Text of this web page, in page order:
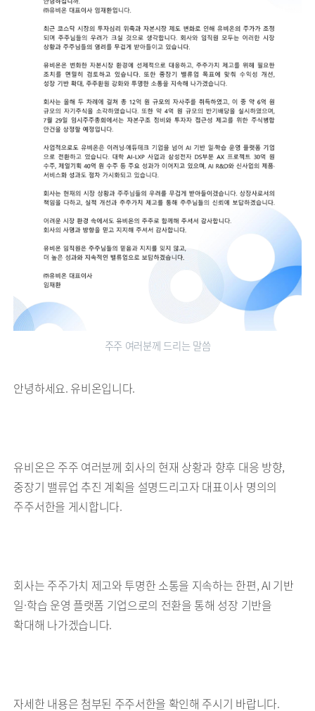
주주 여러분께 드리는 말씀
안녕하세요. 유비온입니다.
유비온은 주주 여러분께 회사의 현재 상황과 향후 대응 방향,
중장기 밸류업 추진 계획을 설명드리고자 대표이사 명의의
주주서한을 게시합니다.
회사는 주주가치 제고와 투명한 소통을 지속하는 한편, AI 기반
일·학습 운영 플랫폼 기업으로의 전환을 통해 성장 기반을
확대해 나가겠습니다.
자세한 내용은 첨부된 주주서한을 확인해 주시기 바랍니다.